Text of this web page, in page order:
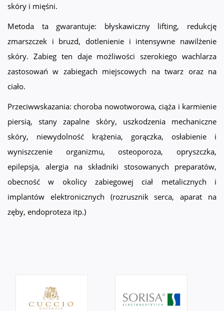
skóry i mięśni.
Metoda ta gwarantuje: błyskawiczny lifting, redukcję
zmarszczek i bruzd, dotlenienie i intensywne nawilżenie
skóry. Zabieg ten daje możliwości szerokiego wachlarza
zastosowań w zabiegach miejscowych na twarz oraz na
ciało.
Przeciwwskazania: choroba nowotworowa, ciąża i karmienie
piersią, stany zapalne skóry, uszkodzenia mechaniczne
skóry, niewydolność krążenia, gorączka, osłabienie i
wyniszczenie organizmu, osteoporoza, opryszczka,
epilepsja, alergia na składniki stosowanych preparatów,
obecność w okolicy zabiegowej ciał metalicznych i
implantów elektronicznych (rozrusznik serca, aparat na
zęby, endoproteza itp.)